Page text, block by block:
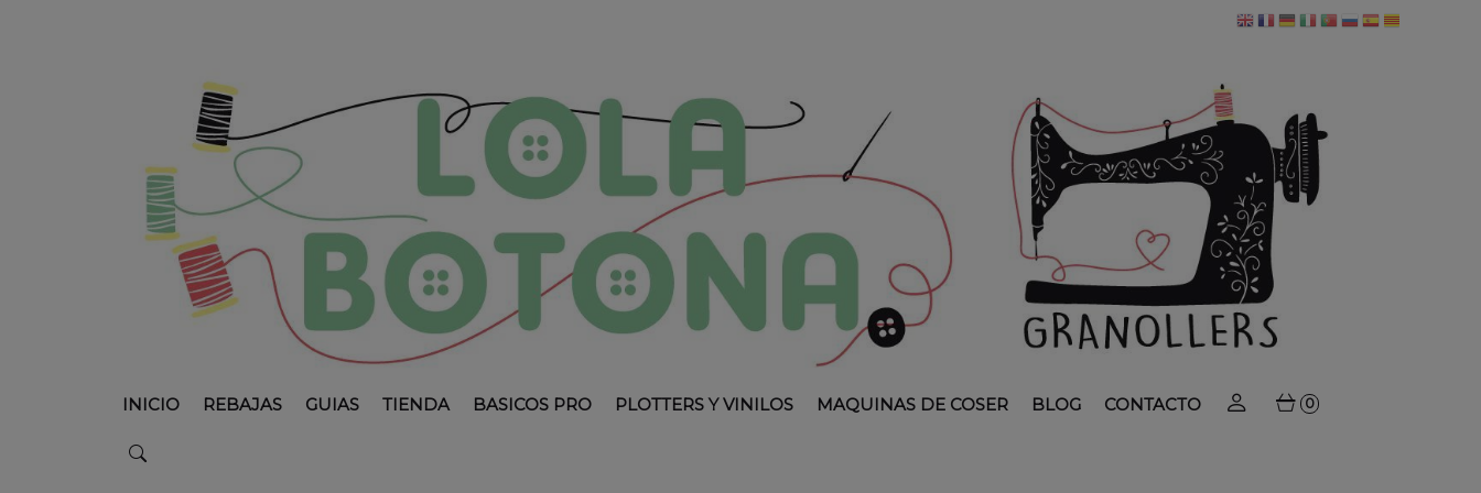
INICIO REBAJAS GUIAS TIENDA BASICOS PRO PLOTTERS Y VINILOS MAQUINAS DE COSER BLOG CONTACTO 0